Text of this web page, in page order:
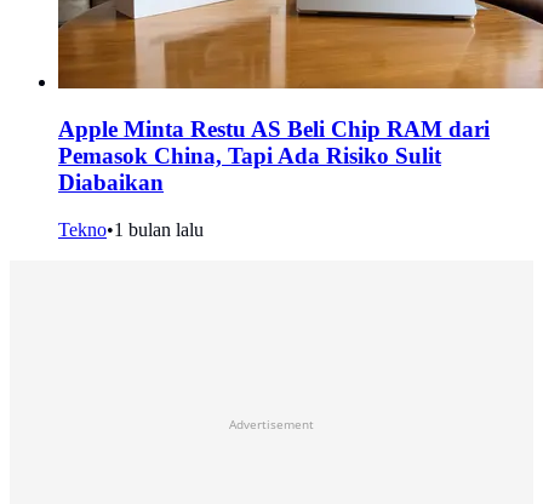
Apple Minta Restu AS Beli Chip RAM dari
Pemasok China, Tapi Ada Risiko Sulit
Diabaikan
Tekno•1 bulan lalu
Advertisement